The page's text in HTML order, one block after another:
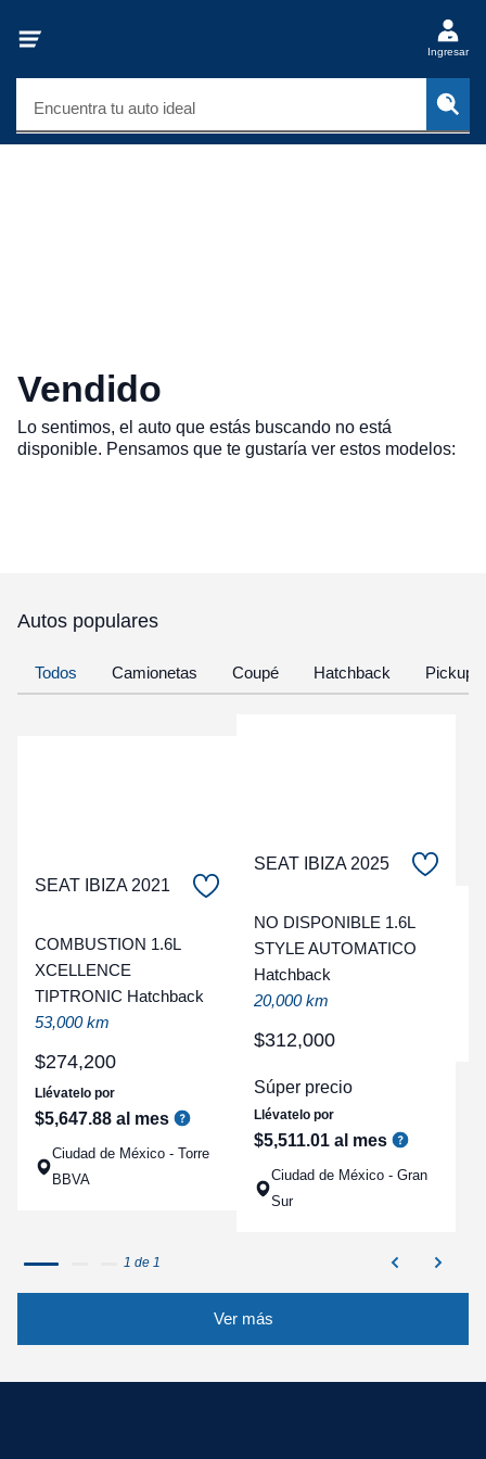
Ingresar
Encuentra tu auto ideal
Vendido
Lo sentimos, el auto que estás buscando no está
disponible. Pensamos que te gustaría ver estos modelos:
Autos populares
Todos Camionetas Coupé Hatchback Pickup
SEAT IBIZA 2021
COMBUSTION 1.6L
XCELLENCE
TIPTRONIC Hatchback
53,000 km
$274,200
Llévatelo por
$5,647.88 al mes
Ciudad de México - Torre
BBVA
SEAT IBIZA 2025
NO DISPONIBLE 1.6L
STYLE AUTOMATICO
Hatchback
20,000 km
$312,000
Súper precio
Llévatelo por
$5,511.01 al mes
Ciudad de México - Gran
Sur
1 de 1
Ver más